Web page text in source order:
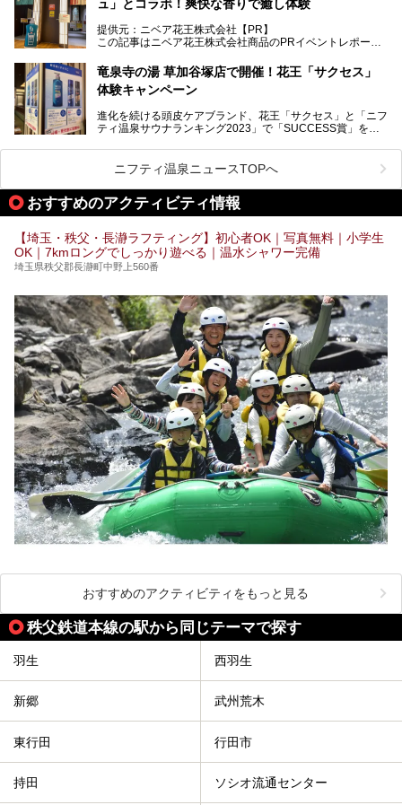
紹介しちゃいます！
提供元：ニベア花王株式会社【PR】
この記事はニベア花王株式会社商品のPRイベントレポート
ュ」とコラボ！爽快な香りで癒し体験
提供元：ニベア花王株式会社【PR】
この記事はニベア花王株式会社商品のPRイベントレポート
ーーー
注目のボディウォッシュアイテム「８ｘ４ＭＥＮ 薬用ボデ
全国総合2位にランクインした人気温浴施設「竜泉寺の湯 草
加谷塚店」がコラボイベントを期間限定で開催中ということ
気になるその内容をチェックしてきました！
竜泉寺の湯 草加谷塚店で開催！花王「サクセス」
体験キャンペーン
進化を続ける頭皮ケアブランド、花王「サクセス」と「ニフ
ティ温泉サウナランキング2023」で「SUCCESS賞」を獲
ベントを開催。
早速訪問し、気になるその内容を取材してきました！
───
提供元：花王株式会社【PR】
す。
ニフティ温泉ニュースTOPへ
おすすめのアクティビティ情報
【埼玉・秩父・長瀞ラフティング】初心者OK｜写真無料｜小学生
OK｜7kmロングでしっかり遊べる｜温水シャワー完備
埼玉県秩父郡長瀞町中野上560番
おすすめのアクティビティをもっと見る
秩父鉄道本線の駅から同じテーマで探す
羽生 西羽生
新郷 武州荒木
東行田 行田市
持田 ソシオ流通センター